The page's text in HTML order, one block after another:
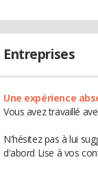
Entreprises
Une expérience
Vous avez travaillé
N'hésitez pas à lui
d'abord Lise à vos